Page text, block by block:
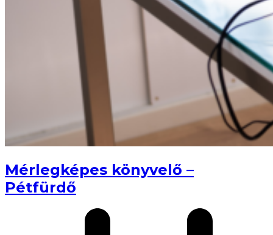
Mérlegképes könyvelő –
Pétfürdő